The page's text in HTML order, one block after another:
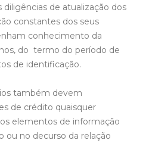
diligências de atualização dos
constantes dos seus
conhecimento da
do termo do período de
de identificação.
também devem
de crédito quaisquer
elementos de informação
ou no decurso da relação